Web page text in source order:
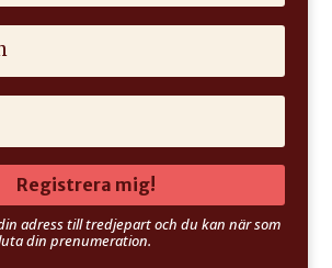
Registrera mig!
adress till tredjepart och du kan när som
din prenumeration.